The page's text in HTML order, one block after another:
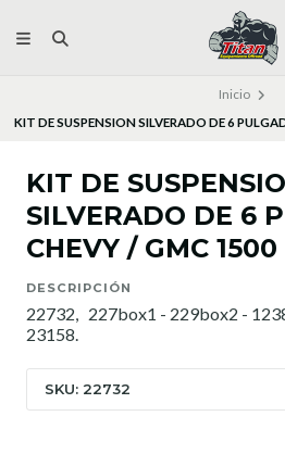
Inicio
KIT DE SUSPENSION SILVERADO DE 6
KIT DE
SILVERADO DE 6
CHEVY / GMC 1500
DESCRIPCIÓN
22732, 227box1 - 229box2 -
23158.
SKU: 22732